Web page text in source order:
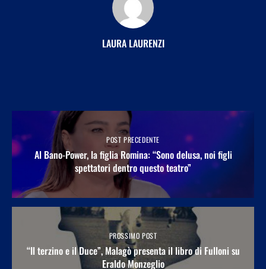
LAURA LAURENZI
POST PRECEDENTE
Al Bano-Power, la figlia Romina: “Sono delusa, noi figli
spettatori dentro questo teatro”
PROSSIMO POST
“Il terzino e il Duce”, Malagò presenta il libro di Fulloni su
Eraldo Monzeglio